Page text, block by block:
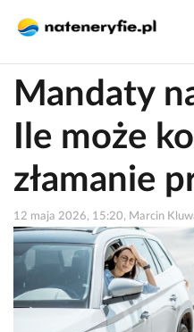
Mandaty
Ile może
złamanie
12 maja 2026, 15:20, Marcin